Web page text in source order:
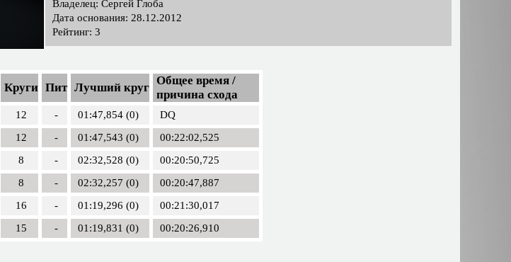
Владелец: Сергей Глоба
Дата основания: 28.12.2012
Рейтинг: 3
Круги Пит Лучший круг
Общее время /
причина схода
12 - 01:47,854 (0)
DQ
12 - 01:47,543 (0)
00:22:02,525
8 - 02:32,528 (0)
00:20:50,725
8 - 02:32,257 (0)
00:20:47,887
16 - 01:19,296 (0)
00:21:30,017
15 - 01:19,831 (0) 00:20:26,910